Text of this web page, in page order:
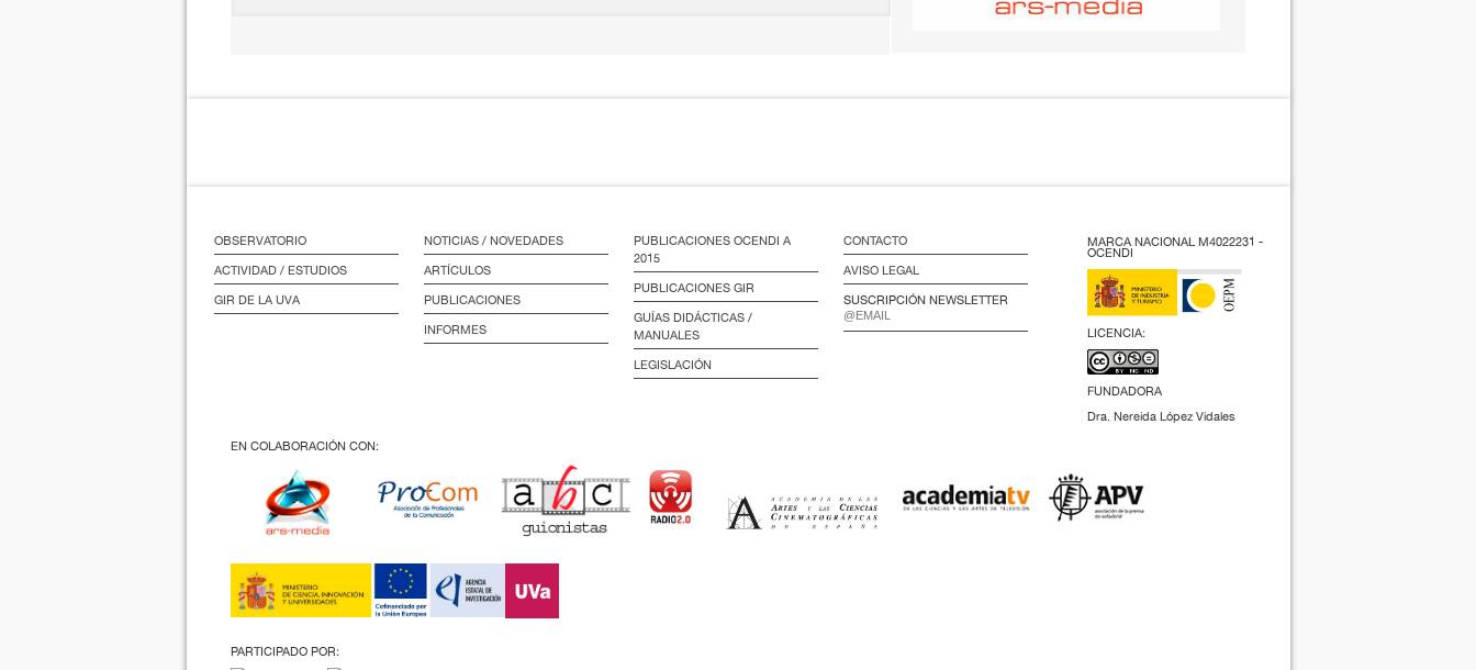
OBSERVATORIO
ACTIVIDAD / ESTUDIOS
GIR DE LA UVA
NOTICIAS / NOVEDADES
ARTÍCULOS
PUBLICACIONES
INFORMES
PUBLICACIONES OCENDI A
2015
PUBLICACIONES GIR
GUÍAS DIDÁCTICAS /
MANUALES
LEGISLACIÓN
CONTACTO
AVISO LEGAL
SUSCRIPCIÓN NEWSLETTER
MARCA NACIONAL M4022231 -
OCENDI
LICENCIA:
FUNDADORA
Dra. Nereida López Vidales
EN COLABORACIÓN CON:
PARTICIPADO POR: